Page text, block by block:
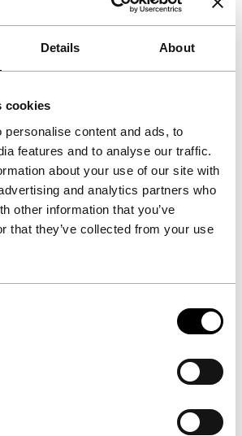
Details About
cookies
personalise content and ads, to
features and to analyse our traffic.
about your use of our site with
and analytics partners who
other information that you’ve
that they’ve collected from your use
35mm